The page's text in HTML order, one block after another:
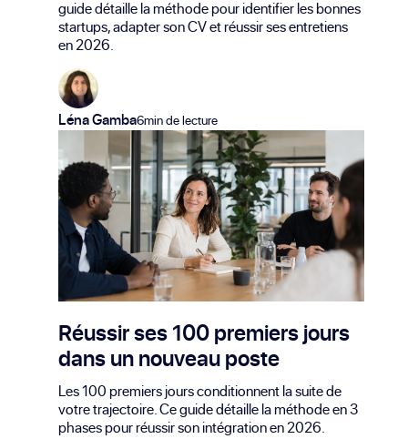
guide détaille la méthode pour identifier les bonnes
startups, adapter son CV et réussir ses entretiens
en 2026.
Léna Gamba6min de lecture
Réussir ses 100 premiers jours
dans un nouveau poste
Les 100 premiers jours conditionnent la suite de
votre trajectoire. Ce guide détaille la méthode en 3
phases pour réussir son intégration en 2026.